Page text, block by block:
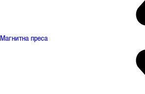
Магнитна преса